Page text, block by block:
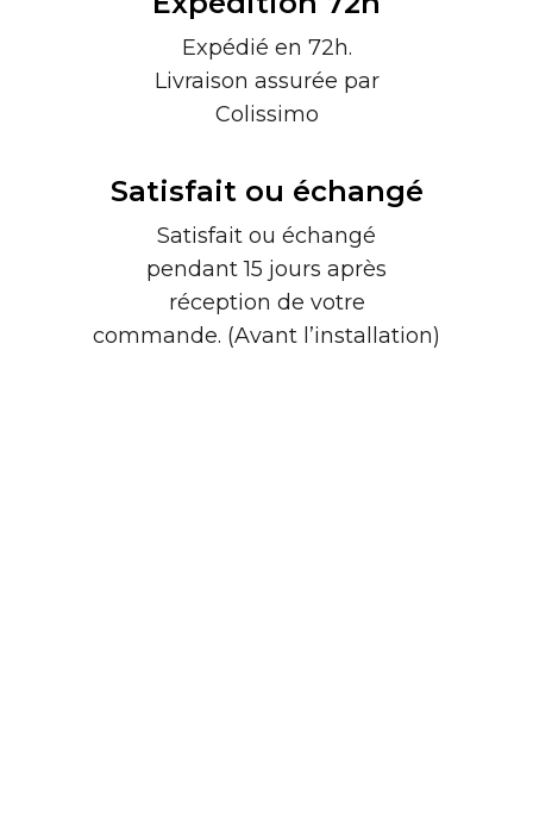
Expédié en 72h.
Livraison assurée par
Colissimo
Satisfait ou échangé
Satisfait ou échangé
pendant 15 jours après
réception de votre
commande. (Avant l’installation)